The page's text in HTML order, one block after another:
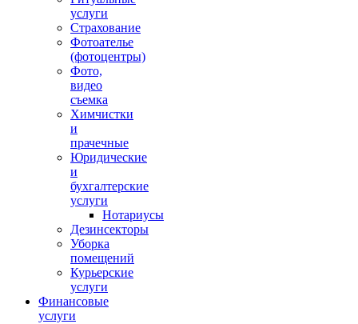
услуги
Страхование
Фотоателье
(фотоцентры)
Фото,
видео
съемка
Химчистки
и
прачечные
Юридические
и
бухгалтерские
услуги
Нотариусы
Дезинсекторы
Уборка
помещений
Курьерские
услуги
Финансовые
услуги